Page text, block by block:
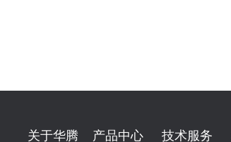
关于华腾 产品中心 技术服务